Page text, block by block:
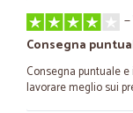
—
Consegna
Consegna puntuale
lavorare meglio sui